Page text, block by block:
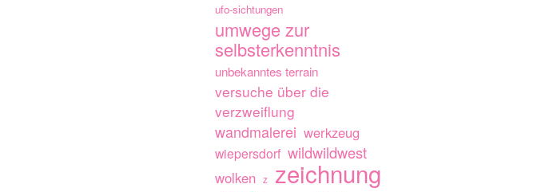
ufo-sichtungen
umwege zur
selbsterkenntnis
unbekanntes terrain
versuche über die
verzweiflung
wandmalerei werkzeug
wiepersdorf wildwildwest
wolken z zeichnung